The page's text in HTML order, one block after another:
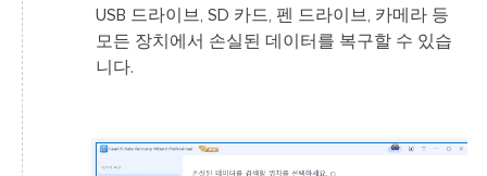
USB 드라이브, SD 카드, 펜 드라이브, 카메라 등
모든 장치에서 손실된 데이터를 복구할 수 있습
니다.